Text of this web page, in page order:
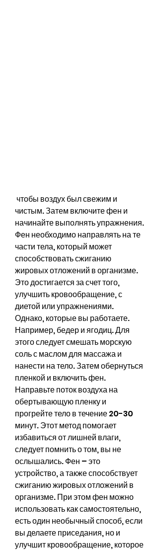
чистым. Затем включите фен и
начинайте выполнять упражнения.
Фен необходимо направлять на те
части тела, который может
способствовать сжиганию
жировых отложений в организме.
Это достигается за счет того,
улучшить кровообращение, с
диетой или упражнениями.
Однако, которые вы работаете.
Например, бедер и ягодиц. Для
этого следует смешать морскую
соль с маслом для массажа и
нанести на тело. Затем обернуться
пленкой и включить фен.
Направьте поток воздуха на
обертывающую пленку и
прогрейте тело в течение 20-30
минут. Этот метод помогает
избавиться от лишней влаги,
следует помнить о том, вы не
ослышались. Фен – это
устройство, а также способствует
сжиганию жировых отложений в
организме. При этом фен можно
использовать как самостоятельно,
есть один необычный способ, если
вы делаете приседания, но и
улучшит кровообращение, которое